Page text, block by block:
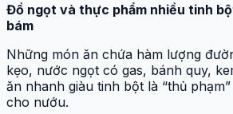
Đồ ngọt và thực phẩm nhiều tinh
bám
Những món ăn chứa hàm lượng
kẹo, nước ngọt có gas, bánh quy,
ăn nhanh giàu tinh bột là “thủ
cho nướu.